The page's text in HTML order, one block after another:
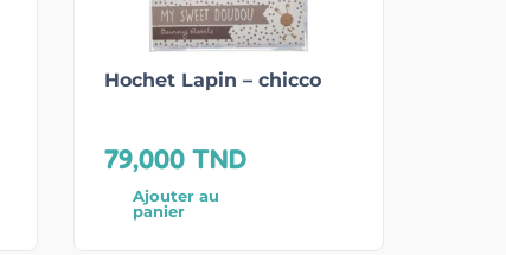
Hochet Lapin – chicco
79,000 TND
Ajouter au
panier